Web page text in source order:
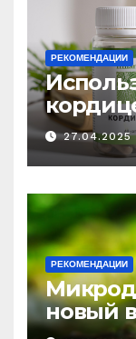
РЕКОМЕНДАЦИИ
и
27.04.2025
РЕКОМЕНДАЦИИ
новый